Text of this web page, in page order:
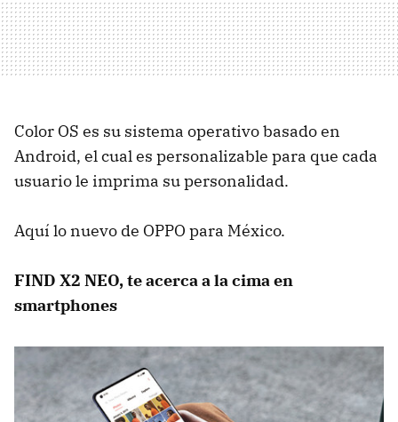
Color OS es su sistema operativo basado en
Android, el cual es personalizable para que cada
usuario le imprima su personalidad.
Aquí lo nuevo de OPPO para México.
FIND X2 NEO, te acerca a la cima en
smartphones